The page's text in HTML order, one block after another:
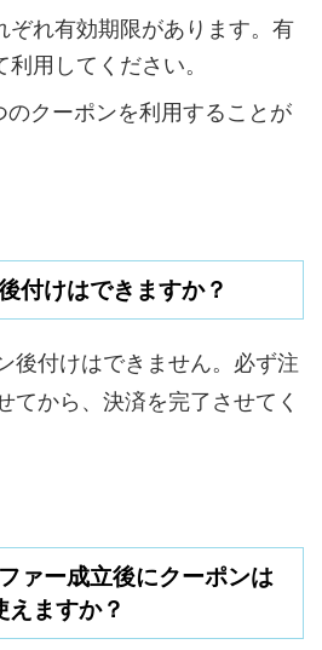
ぞれ有効期限があります。有
用してください。
のクーポンを利用することが
付けはできますか？
後付けはできません。必ず注
てから、決済を完了させてく
ァー成立後にクーポンは
えますか？